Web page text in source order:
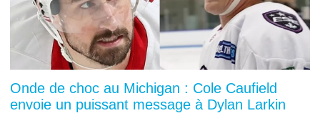
Onde de choc au Michigan : Cole Caufield
envoie un puissant message à Dylan Larkin